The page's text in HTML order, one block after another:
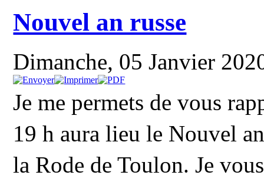
Nouvel an russe
Dimanche, 05 Janvier
Je me permets de vous
19 h aura lieu le Nouvel
la Rode de Toulon. Je